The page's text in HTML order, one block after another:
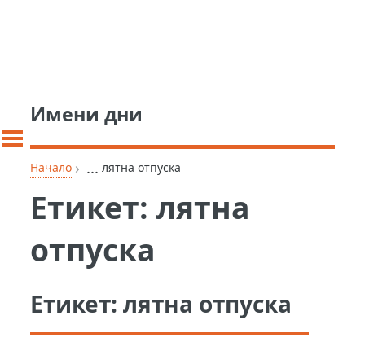
Имени дни
Начало › ... лятна отпуска
Етикет:лятна
отпуска
Етикет:лятна отпуска